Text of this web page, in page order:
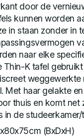
door de
kunnen worden
in staan zonder in
naar elke
Thin-K tafel
Met haar gelakte
thuis en komt
in de
(BxDxH)